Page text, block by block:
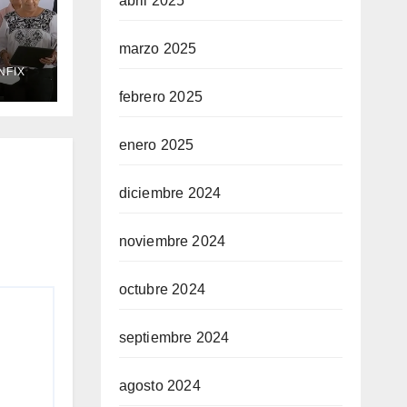
marzo 2025
febrero 2025
enero 2025
diciembre 2024
noviembre 2024
octubre 2024
septiembre 2024
agosto 2024